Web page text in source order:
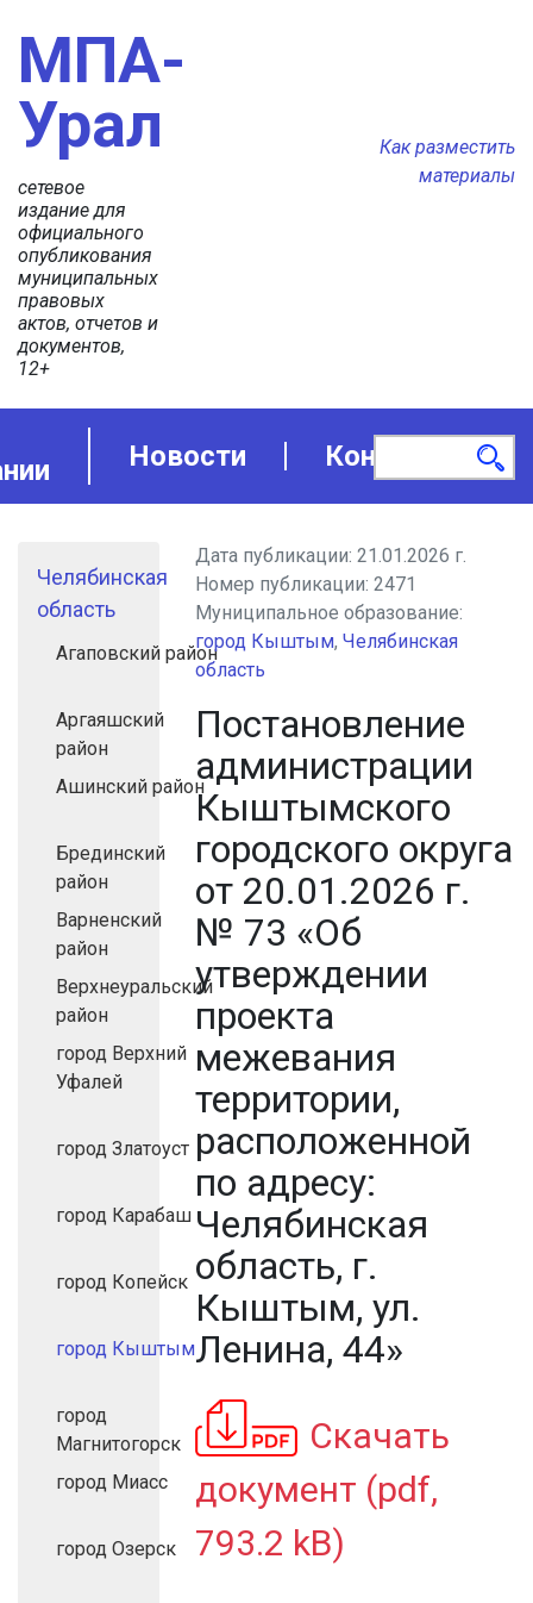
МПА-
Урал
сетевое
издание для
официального
опубликования
муниципальных
правовых
актов, отчетов и
документов,
12+
Как разместить
материалы
Новости Контакты
Челябинская
область
Агаповский район
Аргаяшский
район
Ашинский район
Брединский
район
Варненский
район
Верхнеуральский
район
город Верхний
Уфалей
город Златоуст
город Карабаш
город Копейск
город Кыштым
город
Магнитогорск
город Миасс
город Озерск
Дата публикации:21.01.2026 г.
Номер публикации:2471
Муниципальное образование:
город Кыштым,Челябинская
область
Постановление
администрации
Кыштымского
городского округа
от 20.01.2026 г.
№ 73 «Об
утверждении
проекта
межевания
территории,
расположенной
по адресу:
Челябинская
область, г.
Кыштым, ул.
Ленина, 44»
Скачать
документ (pdf,
793.2 kB)